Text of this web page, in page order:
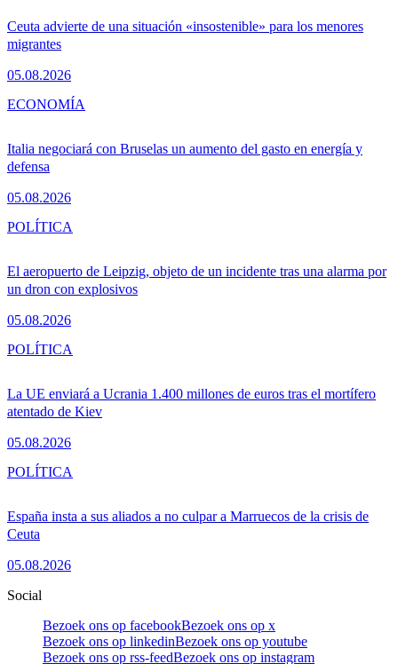
Ceuta advierte de una situación «insostenible» para los menores
migrantes
05.08.2026
Italia negociará con Bruselas un aumento del gasto en energía y
defensa
05.08.2026
ECONOMÍA
El aeropuerto de Leipzig, objeto de un incidente tras una alarma por
un dron con explosivos
05.08.2026
POLÍTICA
La UE enviará a Ucrania 1.400 millones de euros tras el mortífero
atentado de Kiev
05.08.2026
POLÍTICA
España insta a sus aliados a no culpar a Marruecos de la crisis de
Ceuta
05.08.2026
POLÍTICA
Social
Bezoek ons op facebookBezoek ons op x
Bezoek ons op linkedinBezoek ons op youtube
Bezoek ons op rss-feedBezoek ons op instagram